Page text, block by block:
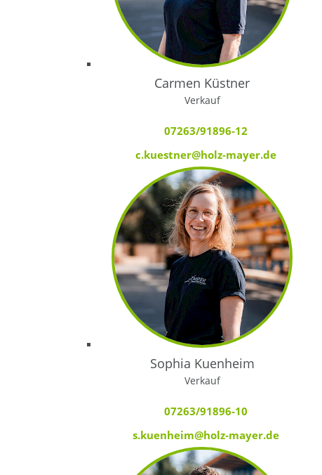
Carmen Küstner
Verkauf
07263/91896-12
c.kuestner@holz-mayer.de
Sophia Kuenheim
Verkauf
07263/91896-10
s.kuenheim@holz-mayer.de